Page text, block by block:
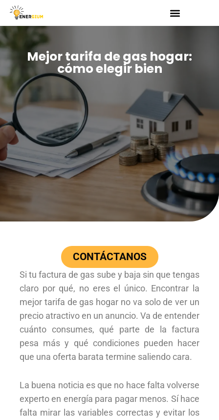
Saltar
contenido
Mejor tarifa de gas hogar:
cómo elegir bien
CONTÁCTANOS
Si tu factura de gas sube y baja sin que tengas
claro por qué, no eres el único. Encontrar la
mejor tarifa de gas hogar no va solo de ver un
precio atractivo en un anuncio. Va de entender
cuánto consumes, qué parte de la factura
pesa más y qué condiciones pueden hacer
que una oferta barata termine saliendo cara.
La buena noticia es que no hace falta volverse
experto en energía para pagar menos. Sí hace
falta mirar las variables correctas y evitar los